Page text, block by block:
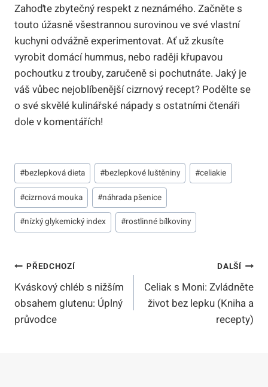
Zahoďte zbytečný respekt z neznámého. Začněte s
touto úžasně všestrannou surovinou ve své vlastní
kuchyni odvážně experimentovat. Ať už zkusíte
vyrobit domácí hummus, nebo raději křupavou
pochoutku z trouby, zaručeně si pochutnáte. Jaký je
váš vůbec nejoblíbenější cizrnový recept? Podělte se
o své skvělé kulinářské nápady s ostatními čtenáři
dole v komentářích!
Štítky
příspěvků:
#bezlepková dieta #bezlepkové luštěniny #celiakie
#cizrnová mouka #náhrada pšenice
#nízký glykemický index #rostlinné bílkoviny
Navigace
Pro
Příspěvek
PŘEDCHOZÍ
Kváskový chléb s nižším
obsahem glutenu: Úplný
průvodce
DALŠÍ
Celiak s Moni: Zvládněte
život bez lepku (Kniha a
recepty)